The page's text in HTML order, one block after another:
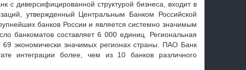
диверсифицированной структурой бизнеса, входит в
утвержденный Центральным Банком Российской
банков России и является системно значимым
банкоматов составляет 6 000 единиц. Региональная
экономически значимых регионах страны. ПАО Банк
интеграции более, чем из 10 банков различного